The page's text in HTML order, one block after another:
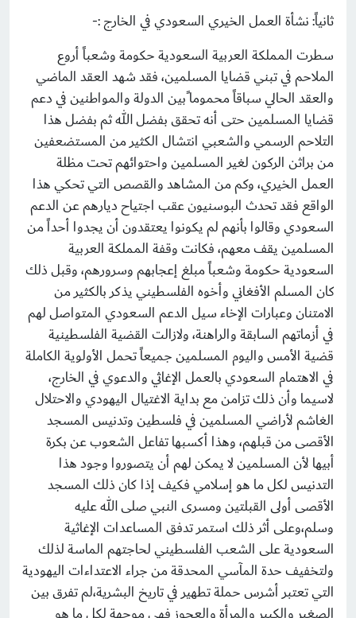
ثانياً: نشأة العمل الخيري السعودي في الخارج :-
سطرت المملكة العربية السعودية حكومة وشعباً أروع
الملاحم في تبني قضايا المسلمين، فقد شهد العقد الماضي
والعقد الحالي سباقاً محموما ًبين الدولة والمواطنين في دعم
قضايا المسلمين حتى أنه تحقق بفضل الله ثم بفضل هذا
التلاحم الرسمي والشعبي انتشال الكثير من المستضعفين
من براثن الركون لغير المسلمين واحتوائهم تحت مظلة
العمل الخيري، وكم من المشاهد والقصص التي تحكي هذا
الواقع فقد تحدث البوسنيون عقب اجتياح ديارهم عن الدعم
السعودي وقالوا بأنهم لم يكونوا يعتقدون أن يجدوا أحداً من
المسلمين يقف معهم، فكانت وقفة المملكة العربية
السعودية حكومة وشعباً مبلغ إعجابهم وسرورهم، وقبل ذلك
كان المسلم الأفغاني وأخوه الفلسطيني يذكر بالكثير من
الامتنان وعبارات الإخاء سيل الدعم السعودي المتواصل لهم
في أزماتهم السابقة والراهنة، ولازالت القضية الفلسطينية
قضية الأمس واليوم المسلمين جميعاً تحمل الأولوية الكاملة
في الاهتمام السعودي بالعمل الإغاثي والدعوي في الخارج،
لاسيما وأن ذلك تزامن مع بداية الاغتيال اليهودي والاحتلال
الغاشم لأراضي المسلمين في فلسطين وتدنيس المسجد
الأقصى من قبلهم، وهذا أكسبها تفاعل الشعوب عن بكرة
أبيها لأن المسلمين لا يمكن لهم أن يتصوروا وجود هذا
التدنيس لكل ما هو إسلامي فكيف إذا كان ذلك المسجد
الأقصى أولى القبلتين ومسرى النبي صلى الله عليه
وسلم،وعلى أثر ذلك استمر تدفق المساعدات الإغاثية
السعودية على الشعب الفلسطيني لحاجتهم الماسة لذلك
ولتخفيف حدة المآسي المحدقة من جراء الاعتداءات اليهودية
التي تعتبر أشرس حملة تطهير في تاريخ البشرية،لم تفرق بين